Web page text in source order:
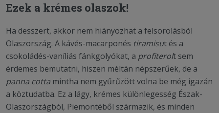
Ezek a krémes olaszok!
Ha desszert, akkor nem hiányozhat a felsorolásból
Olaszország. A kávés-macarponés tiramisut és a
csokoládés-vaníliás fánkgolyókat, a profiterolt sem
érdemes bemutatni, hiszen méltán népszerűek, de a
panna cotta mintha nem gyűrűzött volna be még igazán
a köztudatba. Ez a lágy, krémes különlegesség Észak-
Olaszországból, Piemontéből származik, és minden